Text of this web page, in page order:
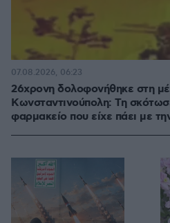
26χρονη δολοφονήθηκε στη
Κωνσταντινούπολη: Τη
φαρμακείο που είχε πάει με
07.08.2026, 06:23